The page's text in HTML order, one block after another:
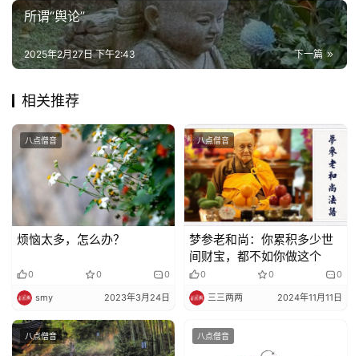
院
巡
礼
视
频
纪
佛
教
术
政
策
所谓“舆论”
下一篇
2025年2月27日 下午2:43
相关推荐
八点僧音
烦恼太多，怎么办？
0 0 0
smy 2023年3月24日
八点僧音
梦参老和尚：你累积多少世
间财宝，都不如你做这个
0 0 0
三三两两 2024年11月11日
八点僧音 八点僧音